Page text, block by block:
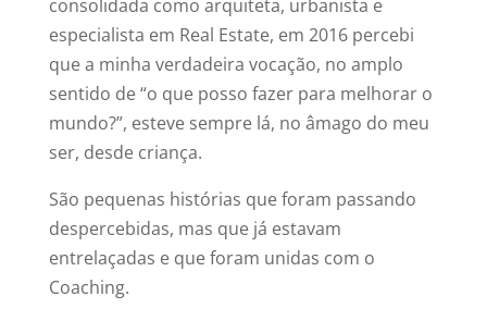
consolidada como arquiteta, urbanista e
especialista em Real Estate, em 2016 percebi
que a minha verdadeira vocação, no amplo
sentido de “o que posso fazer para melhorar o
mundo?”, esteve sempre lá, no âmago do meu
ser, desde criança.
São pequenas histórias que foram passando
despercebidas, mas que já estavam
entrelaçadas e que foram unidas com o
Coaching.